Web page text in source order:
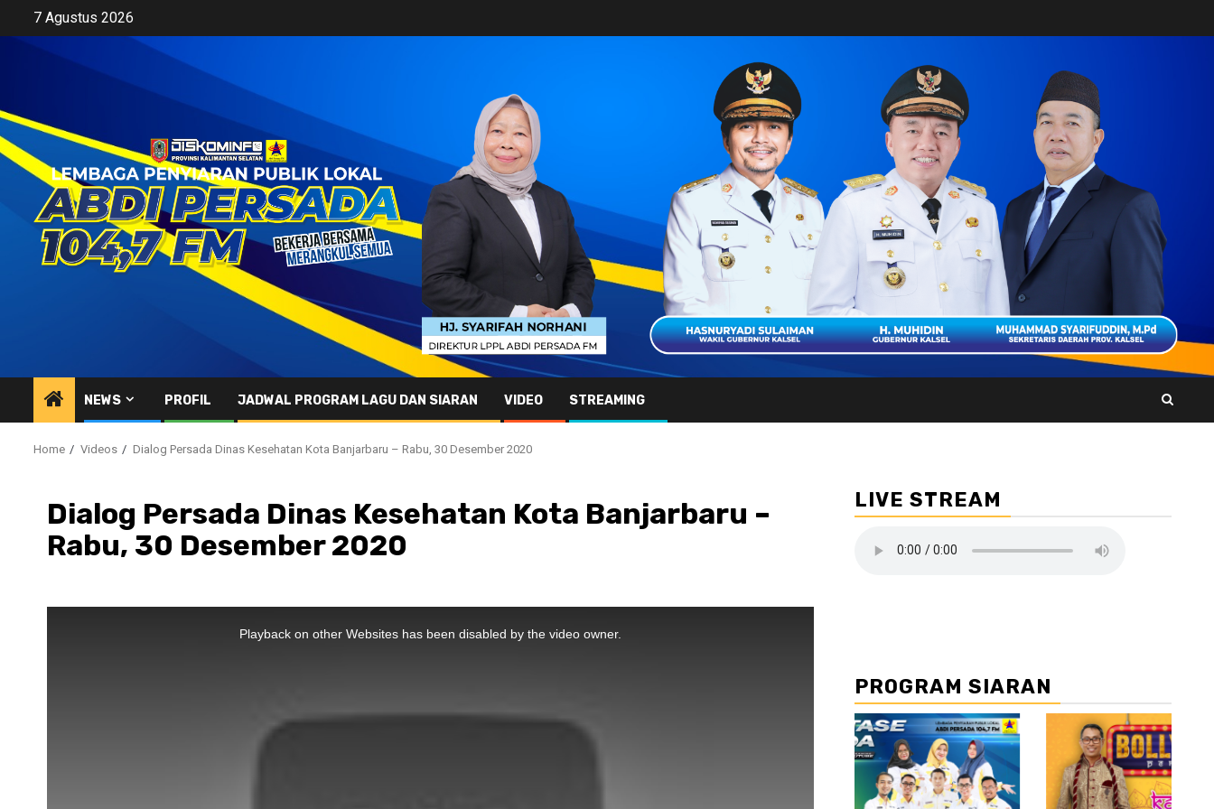
content
7 Agustus 2026
NEWS PROFIL JADWAL PROGRAM LAGU DAN SIARAN VIDEO STREAMING
Home Videos Dialog Persada Dinas Kesehatan Kota Banjarbaru – Rabu, 30 Desember 2020
Dialog Persada Dinas Kesehatan Kota Banjarbaru –
Rabu, 30 Desember 2020
LIVE STREAM
PROGRAM SIARAN
//2